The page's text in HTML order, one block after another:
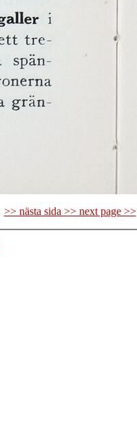
>> nästa sida >> next page >>